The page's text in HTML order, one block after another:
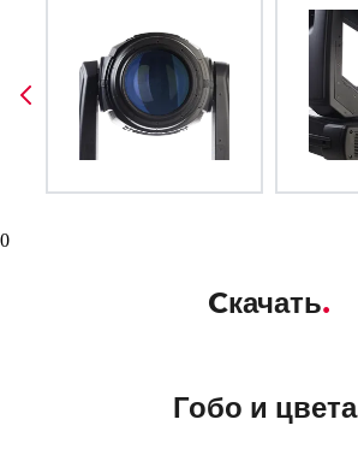
0
Cкачать
Гобо и цвета